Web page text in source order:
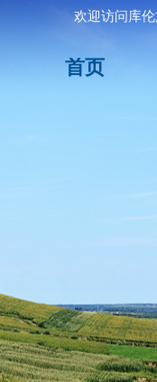
欢迎访问库伦
首页